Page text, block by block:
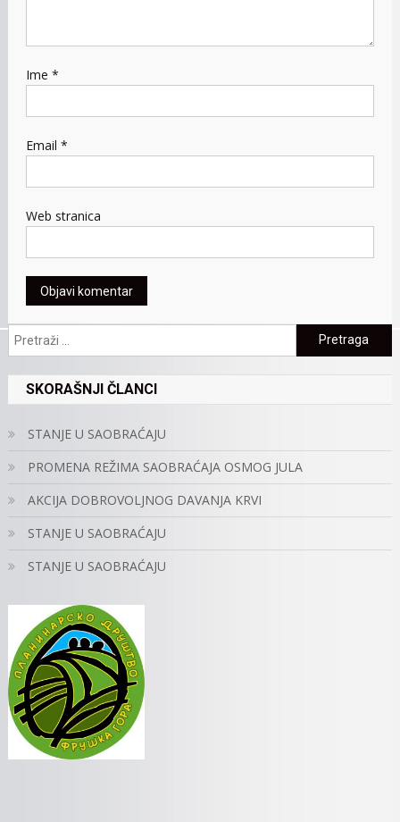
Ime *
Email *
Web stranica
Pretraga:
SKORAŠNJI ČLANCI
STANJE U SAOBRAĆAJU
PROMENA REŽIMA SAOBRAĆAJA OSMOG JULA
AKCIJA DOBROVOLJNOG DAVANJA KRVI
STANJE U SAOBRAĆAJU
STANJE U SAOBRAĆAJU